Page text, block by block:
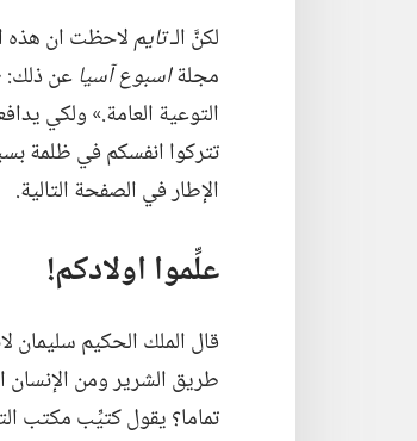
لكنَّ الـ‍تايملاحظت ان هذه
مجلةاسبوع آسياعن ذلك:‏
التوعية العامة.‏» ولكي
تتركوا انفسكم في ظلمة
الإطار في الصفحة التالية.‏
علِّموا اولادكم!‏
قال الملك الحكيم سليمان
طريق الشرير ومن الإنسان
تماما؟‏ يقول كتيِّب مكتب